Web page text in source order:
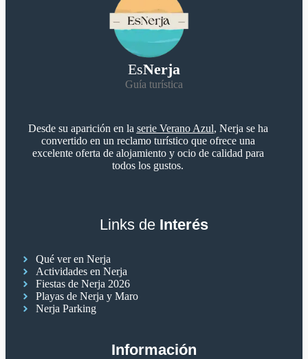
EsNerja
Guía turística
Desde su aparición en la serie Verano Azul, Nerja se ha
convertido en un reclamo turístico que ofrece una
excelente oferta de alojamiento y ocio de calidad para
todos los gustos.
Links de Interés
Qué ver en Nerja
Actividades en Nerja
Fiestas de Nerja 2026
Playas de Nerja y Maro
Nerja Parking
Información